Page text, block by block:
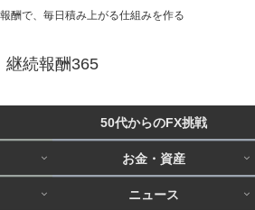
酬で、毎日積み上がる仕組みを作る
継続報酬365
50代からのFX挑戦
お金・資産
ニュース